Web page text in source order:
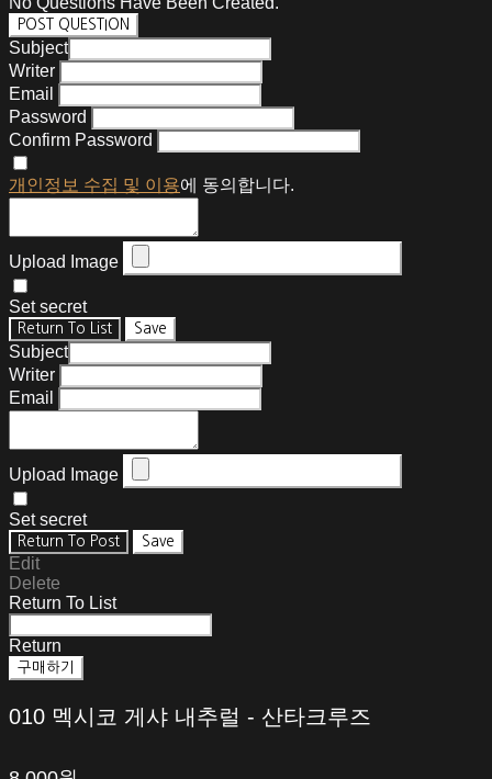
POST QUESTION
Subject
Writer
Email
Password
Confirm Password
개인정보 수집 및 이용에 동의합니다.
Upload Image
Set secret
Return To List Save
Subject
Writer
Email
Upload Image
Set secret
Return To Post Save
Edit
Delete
Return To List
Return
구매하기
010 멕시코 게샤 내추럴 - 산타크루즈